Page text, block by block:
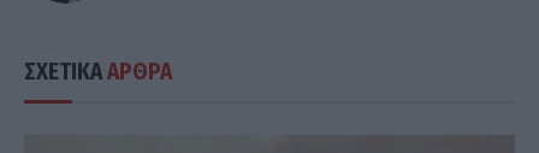
ΣΧΕΤΙΚΑΑΡΘΡΑ